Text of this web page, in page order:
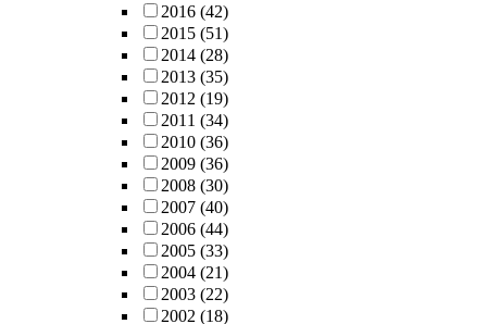
2016 (42)
2015 (51)
2014 (28)
2013 (35)
2012 (19)
2011 (34)
2010 (36)
2009 (36)
2008 (30)
2007 (40)
2006 (44)
2005 (33)
2004 (21)
2003 (22)
2002 (18)